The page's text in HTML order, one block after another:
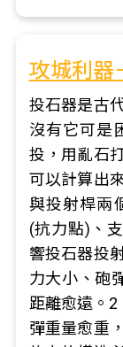
攻城利器
投石器是古
沒有它可是
投，用亂石
可以計算出
與投射桿兩
(抗力點)、
響投石器投
力大小、砲
距離愈遠。
彈重量愈重